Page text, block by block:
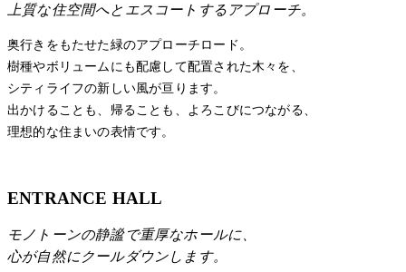
上質な住空間へとエスコートするアプローチ。
奥行きをもたせた緑のアプローチロード。
樹種やボリュームにも配慮して配置された木々を、
シティライフの新しい風が亘ります。
出かけることも、帰ることも、よろこびにつながる、
理想的な住まいの表情です。
ENTRANCE HALL
モノトーンの静謐で重厚なホールに、
心が自然にクールダウンします。